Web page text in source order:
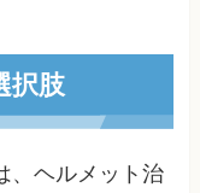
択肢
、ヘルメット治